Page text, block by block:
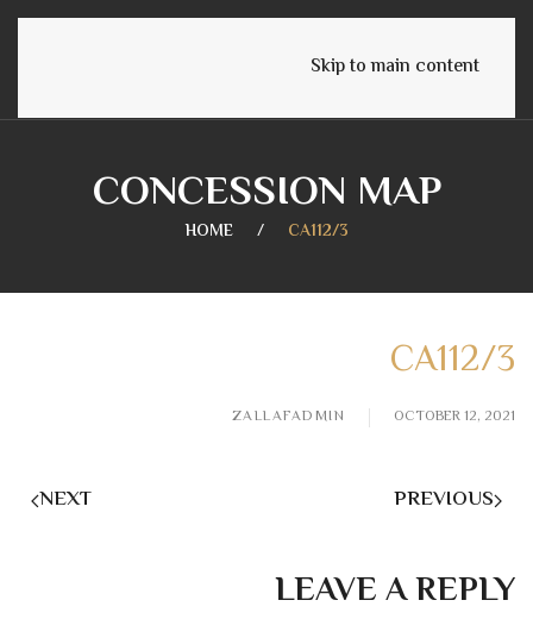
Skip to main content
CONCESSION MAP
HOME CA112/3
CA112/3
OCTOBER 12, 2021
ZALLAFADMIN
PREVIOUS
NEXT
LEAVE A REPLY